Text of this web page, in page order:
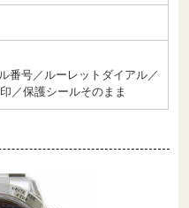
番号／ルーレットダイアル／
／保護シールそのまま